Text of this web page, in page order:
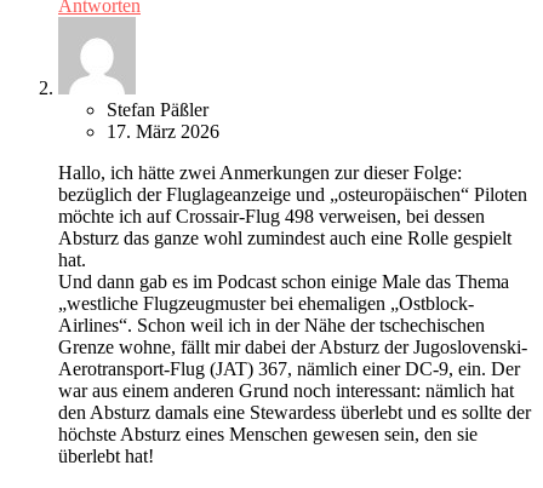
Antworten
Stefan Päßler
17. März 2026
Hallo, ich hätte zwei Anmerkungen zur dieser Folge:
bezüglich der Fluglageanzeige und „osteuropäischen“ Piloten
möchte ich auf Crossair-Flug 498 verweisen, bei dessen
Absturz das ganze wohl zumindest auch eine Rolle gespielt
hat.
Und dann gab es im Podcast schon einige Male das Thema
„westliche Flugzeugmuster bei ehemaligen „Ostblock-
Airlines“. Schon weil ich in der Nähe der tschechischen
Grenze wohne, fällt mir dabei der Absturz der Jugoslovenski-
Aerotransport-Flug (JAT) 367, nämlich einer DC-9, ein. Der
war aus einem anderen Grund noch interessant: nämlich hat
den Absturz damals eine Stewardess überlebt und es sollte der
höchste Absturz eines Menschen gewesen sein, den sie
überlebt hat!